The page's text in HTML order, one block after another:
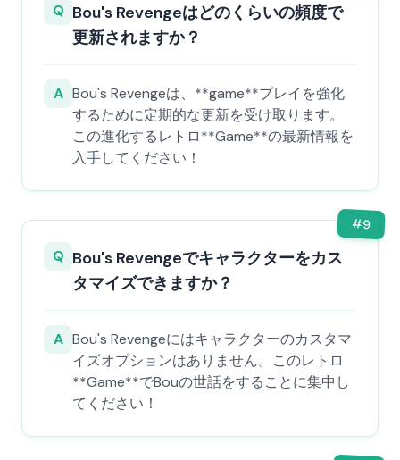
Q Bou's Revengeはどのくらいの頻度で
更新されますか？
A Bou's Revengeは、**game**プレイを強化
するために定期的な更新を受け取ります。
この進化するレトロ**Game**の最新情報を
入手してください！
#9
Q Bou's Revengeでキャラクターをカス
タマイズできますか？
A Bou's Revengeにはキャラクターのカスタマ
イズオプションはありません。このレトロ
**Game**でBouの世話をすることに集中し
てください！